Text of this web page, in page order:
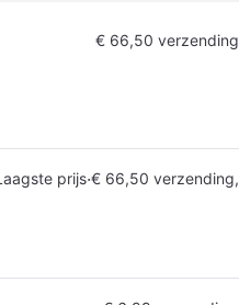
€ 66,50 verzending
prijs·€ 66,50 verzending,